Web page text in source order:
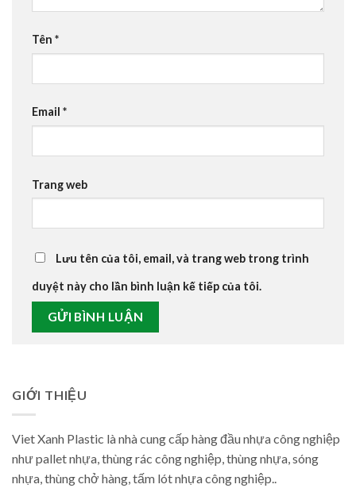
Tên *
Email *
Trang web
Lưu tên của tôi, email, và trang web trong trình
duyệt này cho lần bình luận kế tiếp của tôi.
GIỚI THIỆU
Viet Xanh Plastic là nhà cung cấp hàng đầu nhựa công nghiệp
như pallet nhựa, thùng rác công nghiệp, thùng nhựa, sóng
nhựa, thùng chở hàng, tấm lót nhựa công nghiệp..